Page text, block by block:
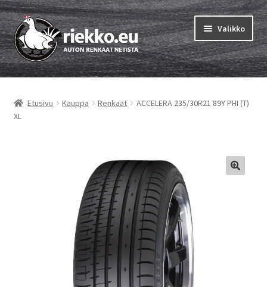
Siirry
navigointiin
Siirry
sisältöön
Valikko
Etusivu
Vinkit & ohjeet
Etusivu Kauppa Renkaat
ACCELERA 235/30R21 89Y PHI (T)
XL